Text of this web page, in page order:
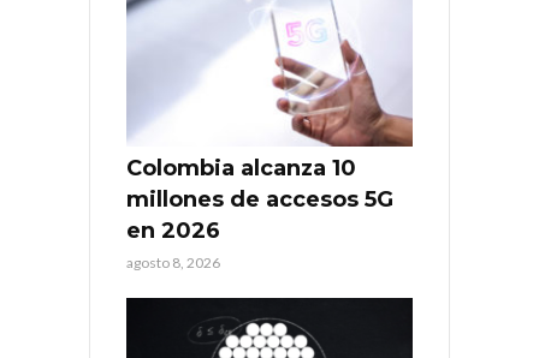
Colombia alcanza 10
millones de accesos 5G
en 2026
agosto 8, 2026